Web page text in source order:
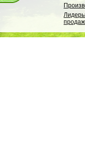
продаж